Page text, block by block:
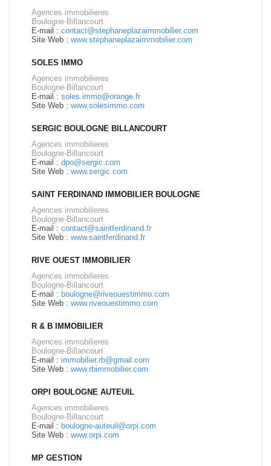
Agences immobilieres
Boulogne-Billancourt
E-mail : contact@stephaneplazaimmobilier.com
Site Web : www.stephaneplazaimmobilier.com
SOLES IMMO
Agences immobilieres
Boulogne-Billancourt
E-mail : soles.immo@orange.fr
Site Web : www.solesimmo.com
SERGIC BOULOGNE BILLANCOURT
Agences immobilieres
Boulogne-Billancourt
E-mail : dpo@sergic.com
Site Web : www.sergic.com
SAINT FERDINAND IMMOBILIER BOULOGNE
Agences immobilieres
Boulogne-Billancourt
E-mail : contact@saintferdinand.fr
Site Web : www.saintferdinand.fr
RIVE OUEST IMMOBILIER
Agences immobilieres
Boulogne-Billancourt
E-mail : boulogne@riveouestimmo.com
Site Web : www.riveouestimmo.com
R & B IMMOBILIER
Agences immobilieres
Boulogne-Billancourt
E-mail : immobilier.rb@gmail.com
Site Web : www.rbimmobilier.com
ORPI BOULOGNE AUTEUIL
Agences immobilieres
Boulogne-Billancourt
E-mail : boulogne-auteuil@orpi.com
Site Web : www.orpi.com
MP GESTION